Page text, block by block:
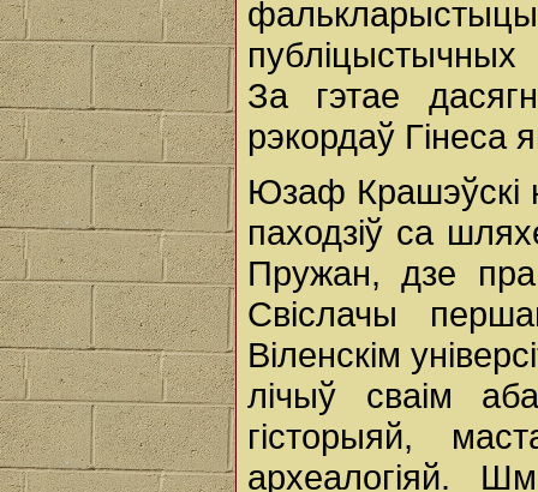
публіцыстычных
За гэтае
рэкордаў Гінеса
Юзаф Крашэўскі
паходзіў са
Пружан, дзе
Свіслачы
Віленскім
лічыў сваім
гісторыяй,
археалогіяй.